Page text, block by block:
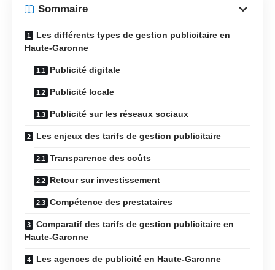
Sommaire
Les différents types de gestion publicitaire en
Haute-Garonne
Publicité digitale
Publicité locale
Publicité sur les réseaux sociaux
Les enjeux des tarifs de gestion publicitaire
Transparence des coûts
Retour sur investissement
Compétence des prestataires
Comparatif des tarifs de gestion publicitaire en
Haute-Garonne
Les agences de publicité en Haute-Garonne